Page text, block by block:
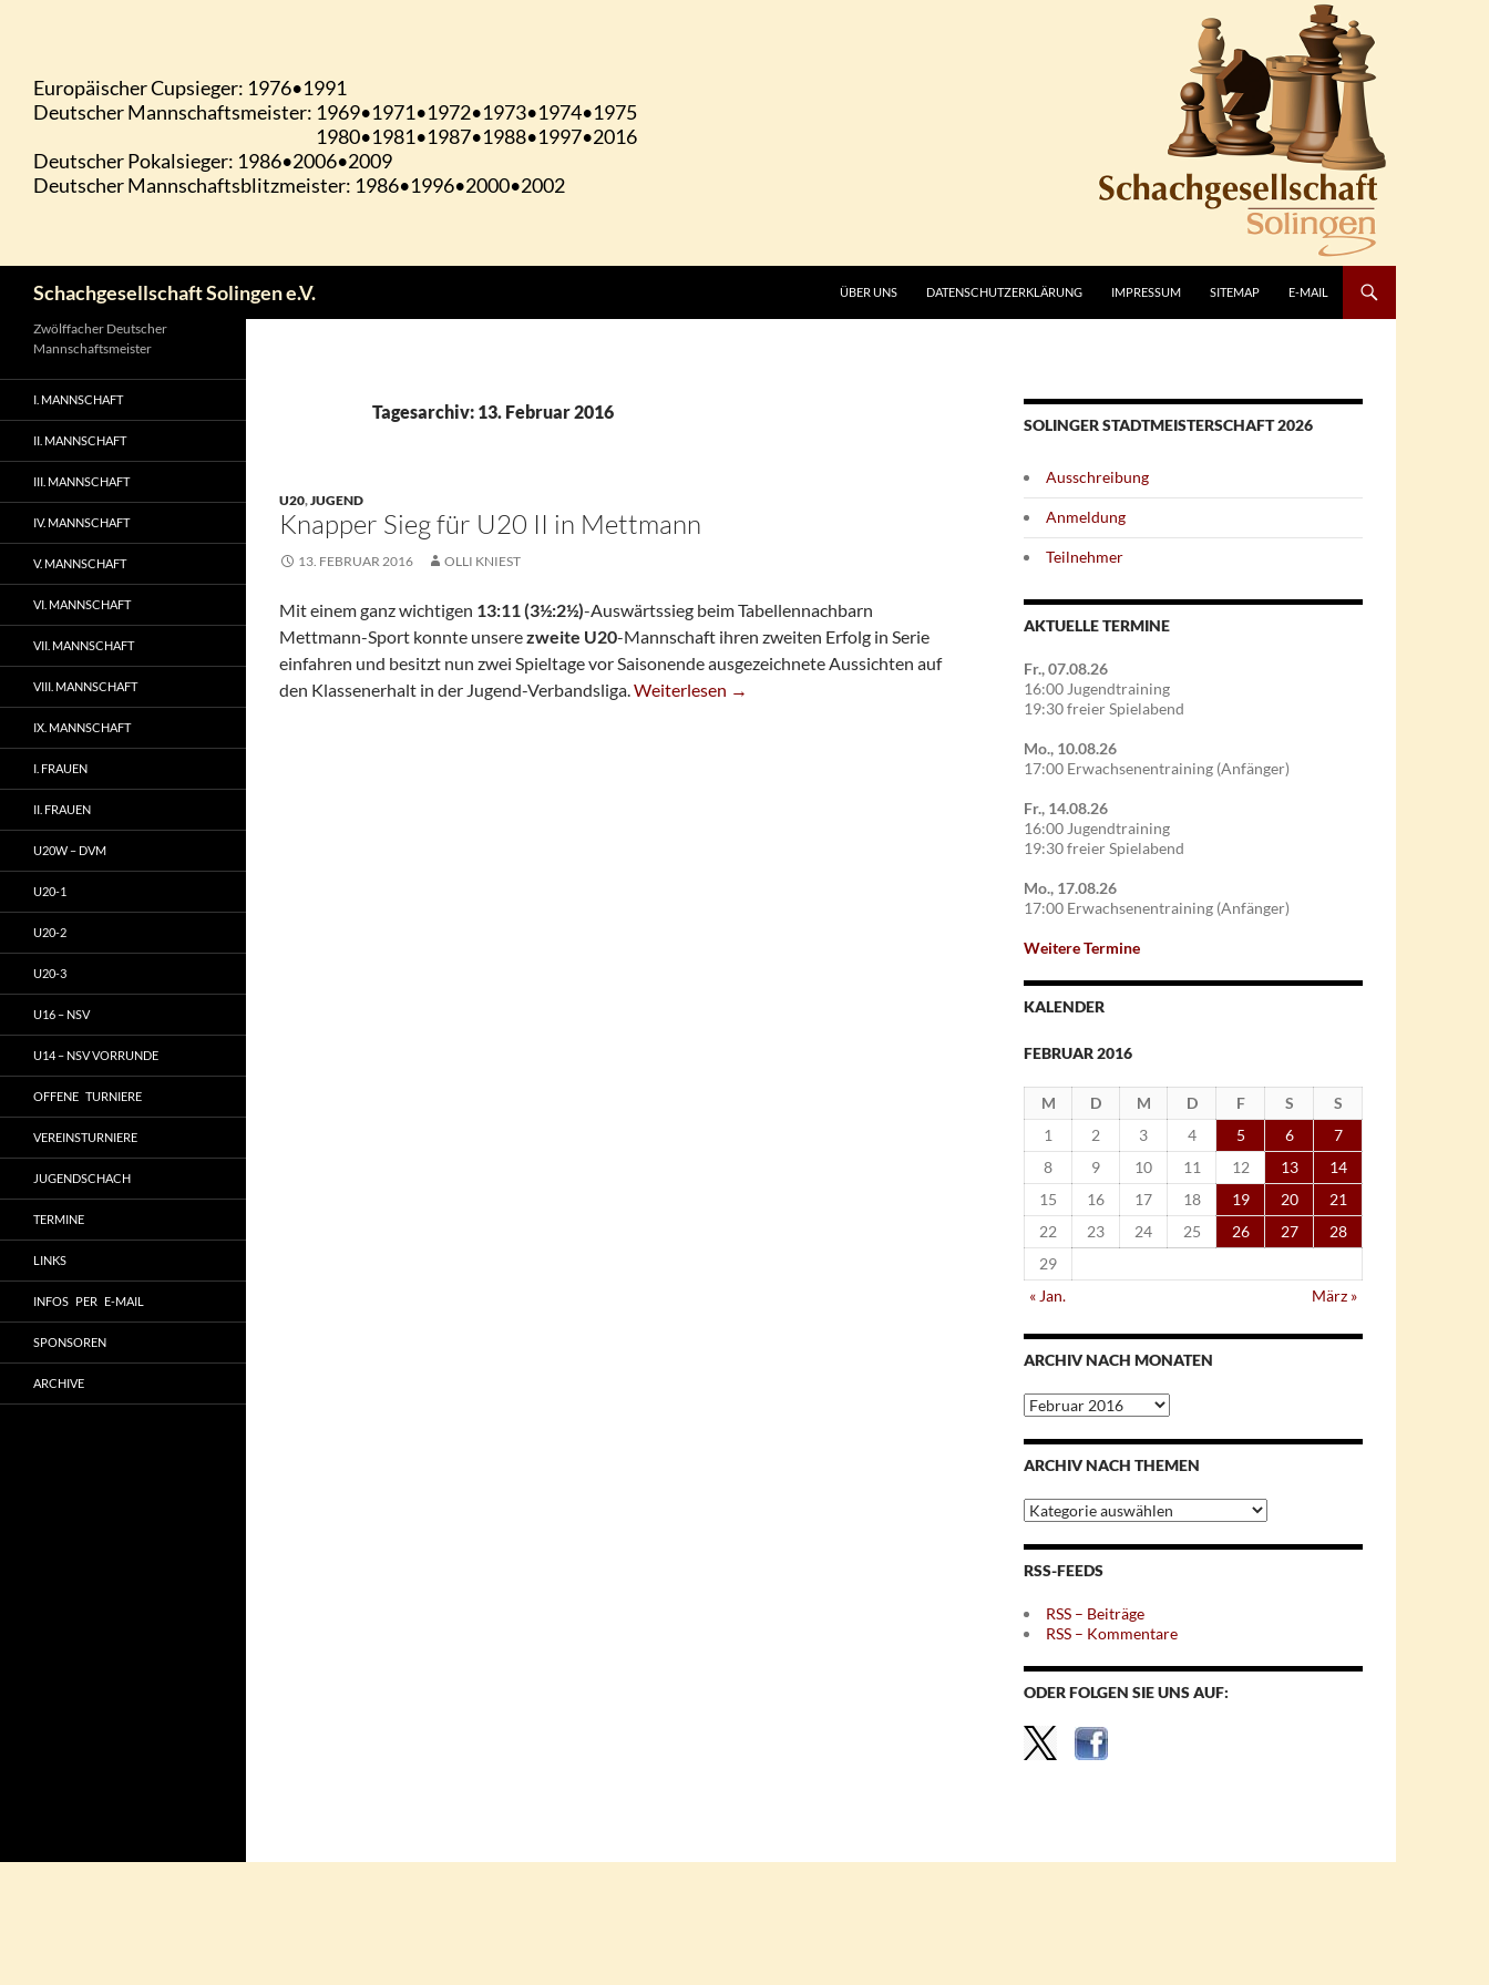
Schachgesellschaft Solingen e.V. ÜBER UNS DATENSCHUTZERKLÄRUNG IMPRESSUM SITEMAP E-MAIL
Tagesarchiv: 13. Februar 2016
U20,JUGEND
Knapper Sieg für U20 II in Mettmann
13. FEBRUAR 2016 OLLI KNIEST
Mit einem ganz wichtigen 13:11 (3½:2½)-Auswärtssieg beim Tabellennachbarn
Mettmann-Sport konnte unserezweite U20-Mannschaft ihren zweiten Erfolg in Serie
einfahren und besitzt nun zwei Spieltage vor Saisonende ausgezeichnete Aussichten auf
den Klassenerhalt in der Jugend-Verbandsliga.Knapper Sieg Für U20 II In Mettmann
Weiterlesen →
SOLINGER STADTMEISTERSCHAFT 2026
Ausschreibung
Anmeldung
Teilnehmer
AKTUELLE TERMINE
Fr., 07.08.26
16:00 Jugendtraining
19:30 freier Spielabend
Mo., 10.08.26
17:00 Erwachsenentraining (Anfänger)
Fr., 14.08.26
16:00 Jugendtraining
19:30 freier Spielabend
Mo., 17.08.26
17:00 Erwachsenentraining (Anfänger)
Weitere Termine
KALENDER
FEBRUAR 2016
M D M D F S
S
1
2 3 4 5 6
7
8
9 10 11 12 13
14
15
16 17 18 19 20
21
22
23 24 25 26 27
28
29
« Jan.
März »
ARCHIV NACH MONATEN
Archiv
nach
Monaten
ARCHIV NACH THEMEN
Archiv
nach
Themen
RSS-FEEDS
RSS – Beiträge
RSS – Kommentare
ODER FOLGEN SIE UNS AUF:
Zwölffacher Deutscher
Mannschaftsmeister
I. MANNSCHAFT
II. MANNSCHAFT
III. MANNSCHAFT
IV. MANNSCHAFT
V. MANNSCHAFT
VI. MANNSCHAFT
VII. MANNSCHAFT
VIII. MANNSCHAFT
IX. MANNSCHAFT
I. FRAUEN
II. FRAUEN
U20W – DVM
U20-1
U20-2
U20-3
U16 – NSV
U14 – NSV VORRUNDE
OFFENE TURNIERE
VEREINSTURNIERE
JUGENDSCHACH
TERMINE
LINKS
INFOS PER E-MAIL
SPONSOREN
ARCHIVE